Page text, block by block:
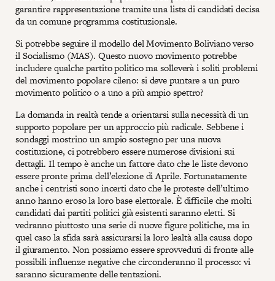
garantire rappresentazione tramite una lista di candidati decisa
da un comune programma costituzionale.
Si potrebbe seguire il modello del Movimento Boliviano verso
il Socialismo (MAS). Questo nuovo movimento potrebbe
includere qualche partito politico ma solleverà i soliti problemi
del movimento popolare cileno: si deve puntare a un puro
movimento politico o a uno a più ampio spettro?
La domanda in realtà tende a orientarsi sulla necessità di un
supporto popolare per un approccio più radicale. Sebbene i
sondaggi mostrino un ampio sostegno per una nuova
costituzione, ci potrebbero essere numerose divisioni sui
dettagli. Il tempo è anche un fattore dato che le liste devono
essere pronte prima dell’elezione di Aprile. Fortunatamente
anche i centristi sono incerti dato che le proteste dell’ultimo
anno hanno eroso la loro base elettorale. È difficile che molti
candidati dai partiti politici già esistenti saranno eletti. Si
vedranno piuttosto una serie di nuove figure politiche, ma in
quel caso la sfida sarà assicurarsi la loro lealtà alla causa dopo
il giuramento. Non possiamo essere sprovveduti di fronte alle
possibili influenze negative che circonderanno il processo: vi
saranno sicuramente delle tentazioni.